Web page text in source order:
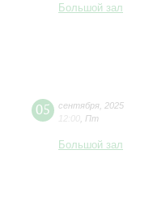
Большой зал
05 сентября 2025
12:00 Пт
Большой зал